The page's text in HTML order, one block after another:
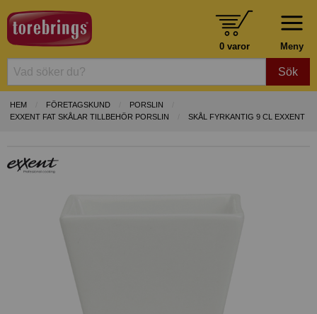
Meny
0 varor
Sök
HEM FÖRETAGSKUND
PORSLIN
EXXENT FAT SKÅLAR TILLBEHÖR PORSLIN
SKÅL FYRKANTIG 9 CL EXXENT